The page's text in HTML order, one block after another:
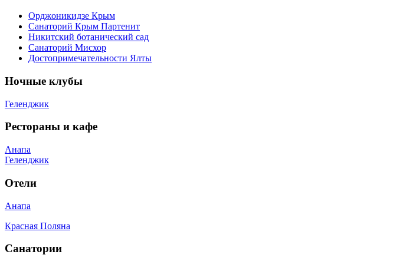
Орджоникидзе Крым
Санаторий Крым Партенит
Никитский ботанический сад
Санаторий Мисхор
Достопримечательности Ялты
Ночные клубы
Геленджик
Рестораны и кафе
Анапа
Геленджик
Отели
Анапа
Красная Поляна
Санатории